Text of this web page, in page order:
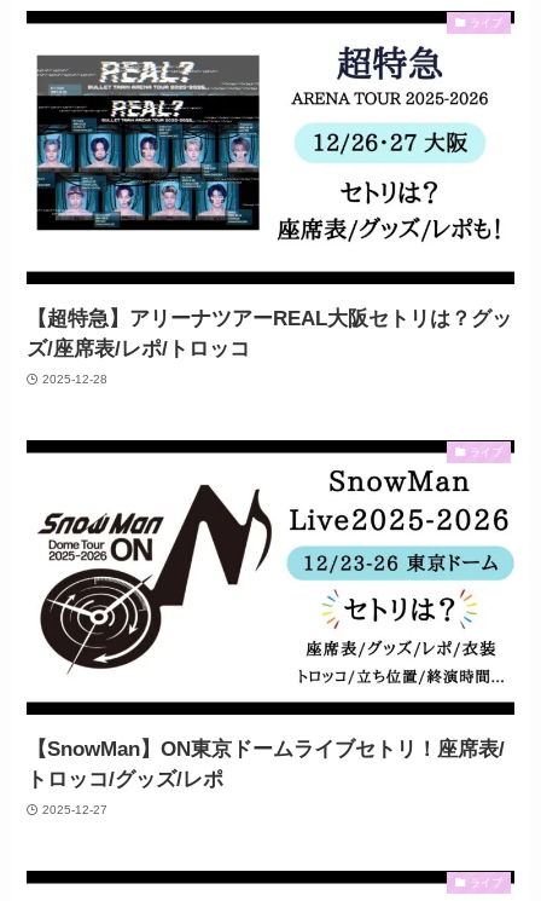
ライブ
【超特急】アリーナツアーREAL大阪セトリは？グッ
ズ/座席表/レポ/トロッコ
2025-12-28
ライブ
【SnowMan】ON東京ドームライブセトリ！座席表/
トロッコ/グッズ/レポ
2025-12-27
ライブ